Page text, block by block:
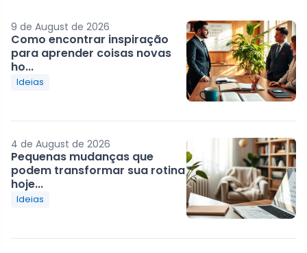
9 de August de 2026
Como encontrar inspiração
para aprender coisas novas
ho...
Ideias
4 de August de 2026
Pequenas mudanças que
podem transformar sua rotina
hoje...
Ideias